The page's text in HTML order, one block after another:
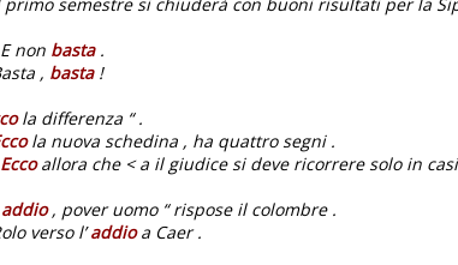
primo semestre si chiuderà con buoni risultati per la
E non basta.
, basta!
la differenza “ .
la nuova schedina , ha quattro segni .
Eccoallora che < a il giudice si deve ricorrere solo in
addio, pover uomo “ rispose il colombre .
verso l’addioa Caer .